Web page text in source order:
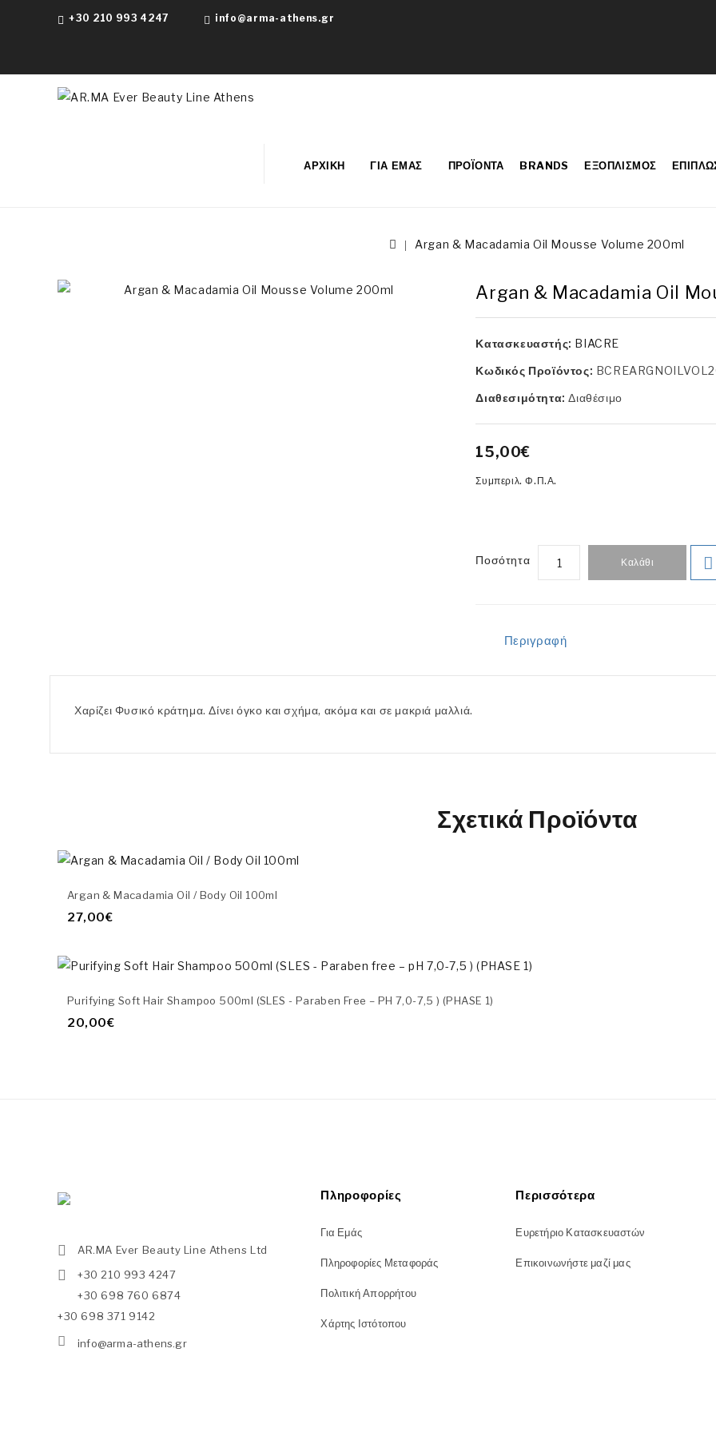
+30 210 993 4247 info@arma-athens.gr
ΑΡΧΙΚΉ ΓΙΑ ΕΜΆΣ ΠΡΟΪΌΝΤΑ BRANDS ΕΞΟΠΛΙΣΜΌΣ
Argan & Macadamia Oil Mousse Volume 200ml
Argan & Macadamia Oil
Κατασκευαστής: BIACRE
Κωδικός Προϊόντος:
Διαθεσιμότητα:Διαθέσιμο
15,00€
Συμπεριλ. Φ.Π.Α.
Ποσότητα Καλάθι
Περιγραφή
Χαρίζει Φυσικό κράτημα. Δίνει όγκο και σχήμα, ακόμα και σε μακριά μαλλιά.
Σχετικά Προϊόντα
Argan & Macadamia Oil / Body Oil 100ml
27,00€
Purifying Soft Hair Shampoo 500ml (SLES - Paraben Free – PH 7,0-7,5 ) (PHASE 1)
20,00€
AR.MA Ever Beauty Line Athens Ltd
+30 210 993 4247
+30 698 760 6874
+30 698 371 9142
info@arma-athens.gr
Πληροφορίες
Για Εμάς
Πληροφορίες Μεταφοράς
Πολιτική Απορρήτου
Χάρτης Ιστότοπου
Περισσότερα
Ευρετήριο Κατασκευαστών
Επικοινωνήστε μαζί μας